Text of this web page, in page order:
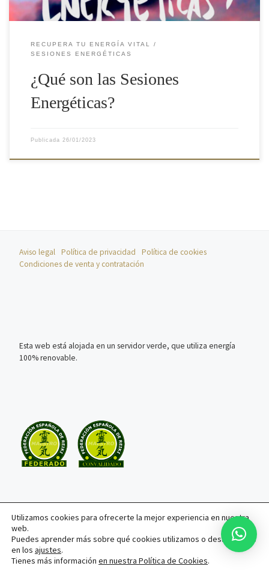
RECUPERA TU ENERGÍA VITAL
SESIONES ENERGÉTICAS
¿Qué son las Sesiones
Energéticas?
Publicada 26/01/2023
Aviso legal Política de privacidad
Política de cookies
Condiciones de venta y contratación
Esta web está alojada en un servidor verde, que utiliza energía
100% renovable.
© 2026Recupera tu energía vital– Todos los derechos
Funciona conWP– Diseñado con elTema Customizr
Utilizamos cookies para ofrecerte la mejor experiencia en nuestra
web.
Puedes aprender más sobre qué cookies utilizamos o desactivarlas
en los ajustes.
Tienes más información en nuestra Política de Cookies.